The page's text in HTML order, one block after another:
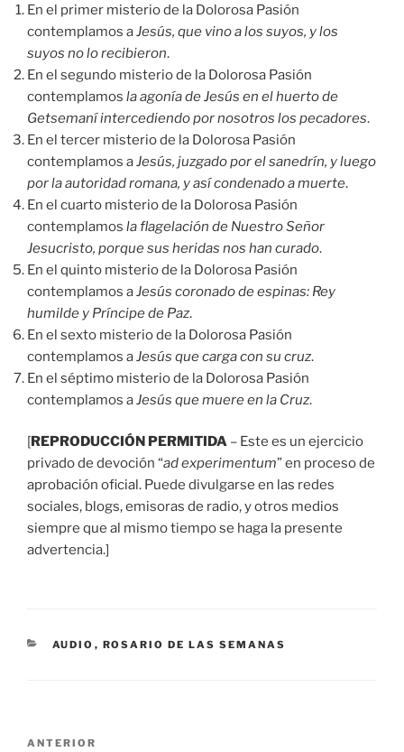
En el primer misterio de la Dolorosa Pasión
contemplamos aJesús, que vino a los suyos, y los
suyos no lo recibieron.
En el segundo misterio de la Dolorosa Pasión
contemplamos la agonía de Jesús en el huerto de
Getsemaní intercediendo por nosotros los pecadores.
En el tercer misterio de la Dolorosa Pasión
contemplamos aJesús, juzgado por el sanedrín, y luego
por la autoridad romana, y así condenado a muerte.
En el cuarto misterio de la Dolorosa Pasión
contemplamos la flagelación de Nuestro Señor
Jesucristo, porque sus heridas nos han curado.
En el quinto misterio de la Dolorosa Pasión
contemplamos aJesús coronado de espinas: Rey
humilde y Príncipe de Paz.
En el sexto misterio de la Dolorosa Pasión
contemplamos aJesús que carga con su cruz.
En el séptimo misterio de la Dolorosa Pasión
contemplamos aJesús que muere en la Cruz.
[REPRODUCCIÓN PERMITIDA – Este es un ejercicio
privado de devoción “ad experimentum” en proceso de
aprobación oficial. Puede divulgarse en las redes
sociales, blogs, emisoras de radio, y otros medios
siempre que al mismo tiempo se haga la presente
advertencia.]
CATEGORÍAS
AUDIO , ROSARIO DE LAS SEMANAS
Entrada
ANTERIOR